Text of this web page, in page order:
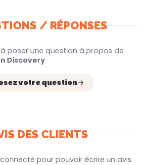
/ RÉPONSES
poser une question à propos de
Discovery
votre question
DES CLIENTS
pour pouvoir écrire un avis